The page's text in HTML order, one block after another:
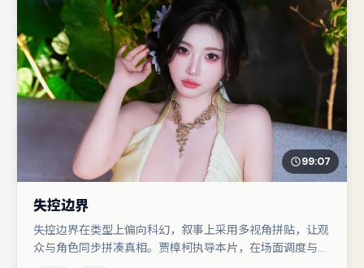
99:07
失控边界
失控边界在类型上偏向科幻，叙事上采用多视角拼贴，让观
众与角色同步拼凑真相。贾樟柯执导本片，在场面调度与表